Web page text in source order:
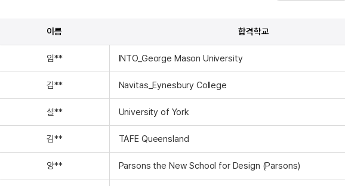
이름 합격학교
임** INTO_George Mason University
김** Navitas_Eynesbury College
설** University of York
김** TAFE Queensland
양** Parsons the New School for Design (Parsons)